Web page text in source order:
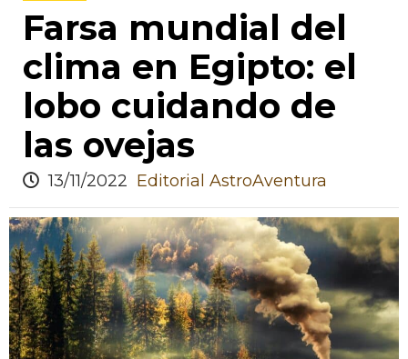
Farsa mundial del
clima en Egipto: el
lobo cuidando de
las ovejas
13/11/2022 Editorial AstroAventura